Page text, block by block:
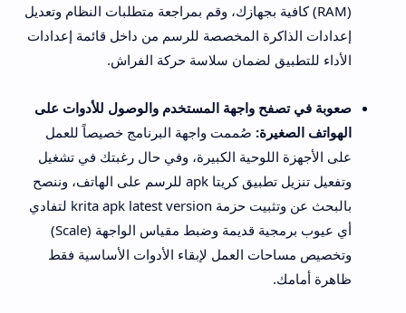
(RAM) كافية بجهازك، وقم بمراجعة متطلبات النظام وتعديل
إعدادات الذاكرة المخصصة للرسم من داخل قائمة إعدادات
الأداء للتطبيق لضمان سلاسة حركة الفراش.
صعوبة في تصفح واجهة المستخدم والوصول للأدوات على
الهواتف الصغيرة: صُممت واجهة البرنامج خصيصاً للعمل
على الأجهزة اللوحية الكبيرة، وفي حال رغبتك في تشغيل
وتفعيل تنزيل تطبيق كريتا apk للرسم على الهاتف، وننصح
بالبحث عن وتثبيت حزمة krita apk latest version لتفادي
أي عيوب برمجية قديمة وضبط مقياس الواجهة (Scale)
وتخصيص مساحات العمل لإبقاء الأدوات الأساسية فقط
ظاهرة أمامك.